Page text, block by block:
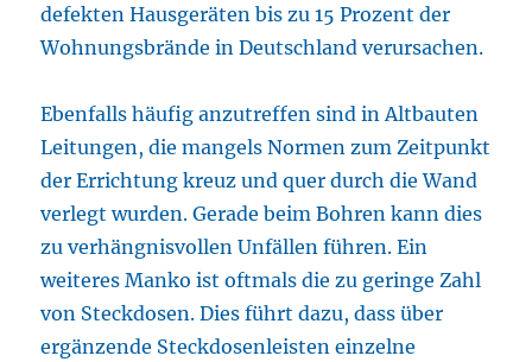
defekten Hausgeräten bis zu 15 Prozent der
Wohnungsbrände in Deutschland verursachen.
Ebenfalls häufig anzutreffen sind in Altbauten
Leitungen, die mangels Normen zum Zeitpunkt
der Errichtung kreuz und quer durch die Wand
verlegt wurden. Gerade beim Bohren kann dies
zu verhängnisvollen Unfällen führen. Ein
weiteres Manko ist oftmals die zu geringe Zahl
von Steckdosen. Dies führt dazu, dass über
ergänzende Steckdosenleisten einzelne